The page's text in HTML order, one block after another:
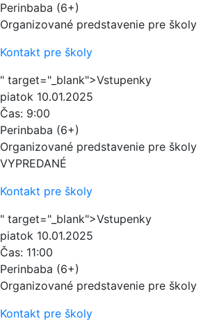
Perinbaba (6+)
Organizované predstavenie pre školy
Kontakt pre školy
" target="_blank">Vstupenky
piatok 10.01.2025
Čas: 9:00
Perinbaba (6+)
Organizované predstavenie pre školy
VYPREDANÉ
Kontakt pre školy
" target="_blank">Vstupenky
piatok 10.01.2025
Čas: 11:00
Perinbaba (6+)
Organizované predstavenie pre školy
Kontakt pre školy